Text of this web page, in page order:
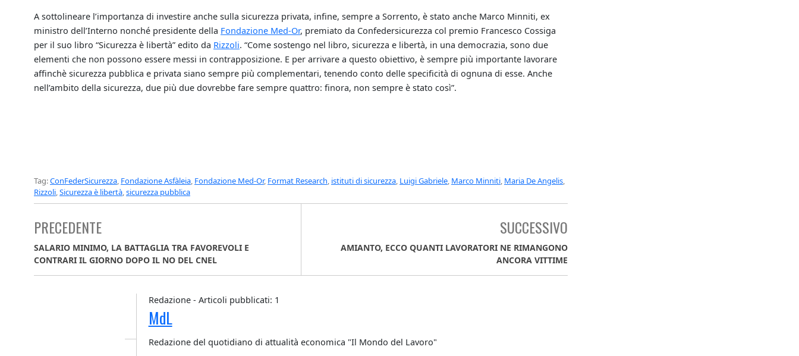
A sottolineare l’importanza di investire anche sulla sicurezza privata, infine, sempre a Sorrento, è stato anche Marco Minniti, ex
ministro dell’Interno nonché presidente della Fondazione Med-Or, premiato da Confedersicurezza col premio Francesco Cossiga
per il suo libro “Sicurezza è libertà” edito da Rizzoli. “Come sostengo nel libro, sicurezza e libertà, in una democrazia, sono due
elementi che non possono essere messi in contrapposizione. E per arrivare a questo obiettivo, è sempre più importante lavorare
affinchè sicurezza pubblica e privata siano sempre più complementari, tenendo conto delle specificità di ognuna di esse. Anche
nell’ambito della sicurezza, due più due dovrebbe fare sempre quattro: finora, non sempre è stato così”.
Tag:ConFederSicurezza, Fondazione Asfàleia, Fondazione Med-Or, Format Research, istituti di sicurezza, Luigi Gabriele, Marco Minniti, Maria De Angelis,
Rizzoli,Sicurezza è libertà,sicurezza pubblica
PRECEDENTE
SALARIO MINIMO, LA BATTAGLIA TRA FAVOREVOLI E
CONTRARI IL GIORNO DOPO IL NO DEL CNEL
SUCCESSIVO
AMIANTO, ECCO QUANTI LAVORATORI NE RIMANGONO
ANCORA VITTIME
Redazione - Articoli pubblicati: 1
MdL
Redazione del quotidiano di attualità economica "Il Mondo del Lavoro"